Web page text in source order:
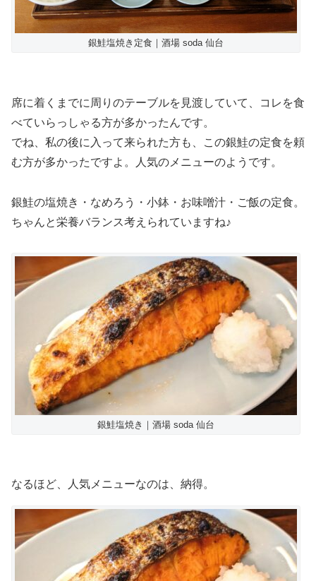
銀鮭塩焼き定食｜酒場 soda 仙台
席に着くまでに周りのテーブルを見渡していて、コレを食
べていらっしゃる方が多かったんです。
でね、私の後に入って来られた方も、この銀鮭の定食を頼
む方が多かったですよ。人気のメニューのようです。
銀鮭の塩焼き・なめろう・小鉢・お味噌汁・ご飯の定食。
ちゃんと栄養バランス考えられていますね♪
銀鮭塩焼き｜酒場 soda 仙台
なるほど、人気メニューなのは、納得。